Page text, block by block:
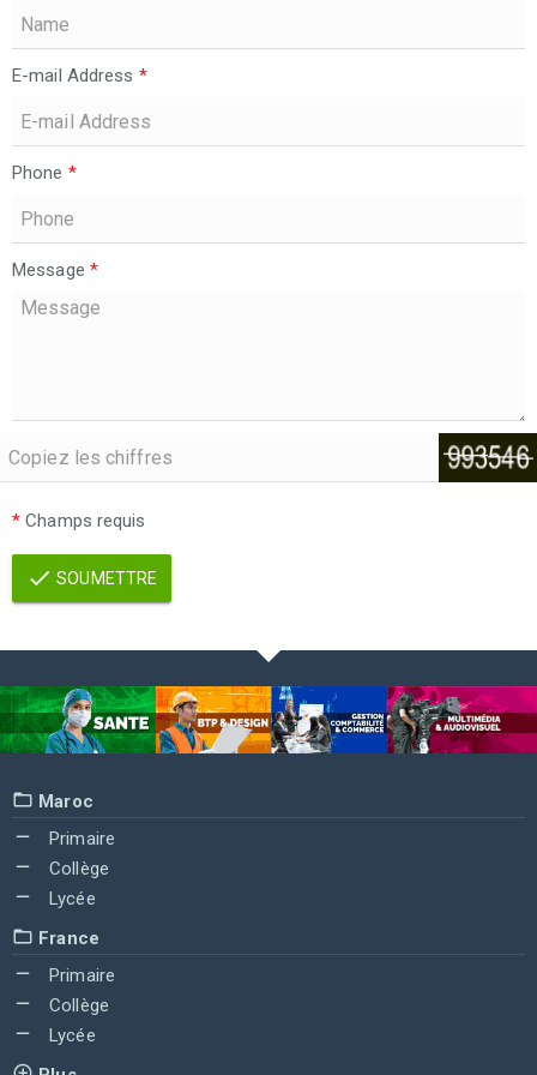
E-mail Address *
Phone *
Message *
* Champs requis
SOUMETTRE
Maroc
Primaire
Collège
Lycée
France
Primaire
Collège
Lycée